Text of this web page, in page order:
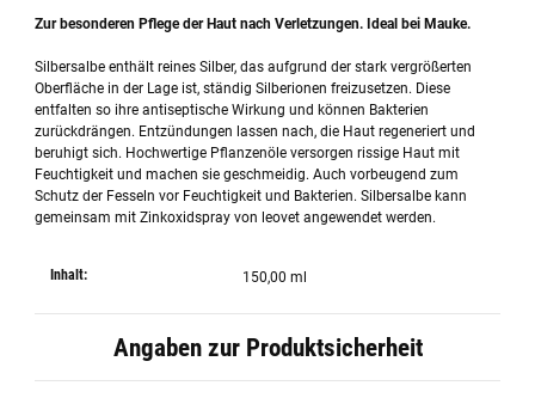
Zur besonderen Pflege der Haut nach Verletzungen. Ideal bei Mauke.
Silbersalbe enthält reines Silber, das aufgrund der stark vergrößerten
Oberfläche in der Lage ist, ständig Silberionen freizusetzen. Diese
entfalten so ihre antiseptische Wirkung und können Bakterien
zurückdrängen. Entzündungen lassen nach, die Haut regeneriert und
beruhigt sich. Hochwertige Pflanzenöle versorgen rissige Haut mit
Feuchtigkeit und machen sie geschmeidig. Auch vorbeugend zum
Schutz der Fesseln vor Feuchtigkeit und Bakterien. Silbersalbe kann
gemeinsam mit Zinkoxidspray von leovet angewendet werden.
Inhalt: 150,00 ml
Angaben zur Produktsicherheit